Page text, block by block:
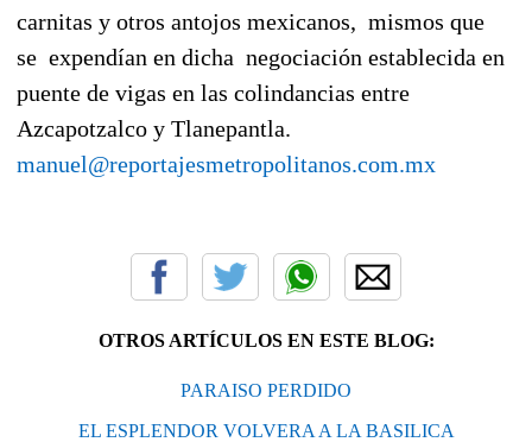
carnitas y otros antojos mexicanos, mismos que
se expendían en dicha negociación establecida en
puente de vigas en las colindancias entre
Azcapotzalco y Tlanepantla.
manuel@reportajesmetropolitanos.com.mx
OTROS ARTÍCULOS EN ESTE BLOG:
PARAISO PERDIDO
EL ESPLENDOR VOLVERA A LA BASILICA